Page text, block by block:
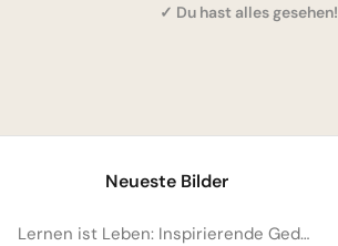
✓ Du hast alles gesehen!
Neueste Bilder
Lernen ist Leben: Inspirierende Gedanken zum Schulstart für WhatsApp.